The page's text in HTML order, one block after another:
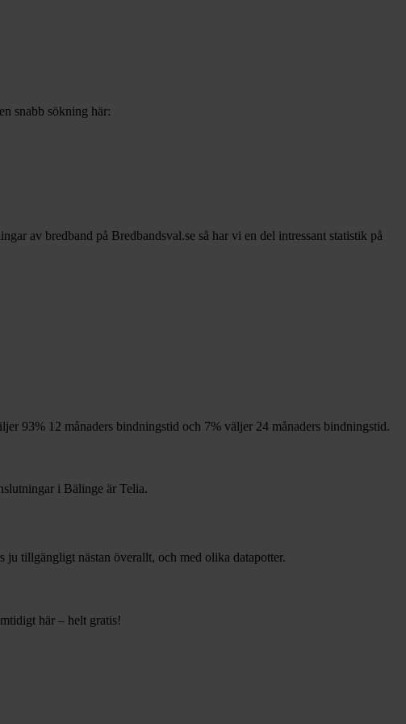
snabb sökning här:
av bredband på Bredbandsval.se så har vi en del intressant statistik på
93% 12 månaders bindningstid och 7% väljer 24 månaders bindningstid.
i Bälinge är Telia.
tillgängligt nästan överallt, och med olika datapotter.
här – helt gratis!